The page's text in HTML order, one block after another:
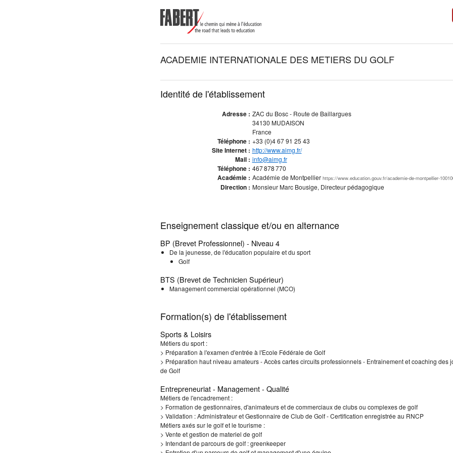
ACADEMIE INTERNATIONALE DES METIERS DU GOLF
Identité de l'établissement
Adresse : ZAC du Bosc - Route de Baillargues
34130 MUDAISON
France
Téléphone : +33 (0)4 67 91 25 43
Site Internet : http://www.aimg.fr/
Mail : info@aimg.fr
Téléphone : 467 878 770
Académie : Académie de Montpellier https://www.education.gouv.fr/academie-de-montpellier-
Direction : Monsieur Marc Bousige, Directeur pédagogique
Enseignement classique et/ou en alternance
BP (Brevet Professionnel) - Niveau 4
De la jeunesse, de l'éducation populaire et du sport
Golf
BTS (Brevet de Technicien Supérieur)
Management commercial opérationnel (MCO)
Formation(s) de l'établissement
Sports & Loisirs
Métiers du sport :
> Préparation à l'examen d'entrée à l'Ecole Fédérale de Golf
> Préparation haut niveau amateurs - Accès cartes circuits professionnels - Entrainement et coaching des
de Golf
Entrepreneuriat - Management - Qualité
Métiers de l'encadrement :
> Formation de gestionnaires, d'animateurs et de commerciaux de clubs ou complexes de golf
> Validation : Administrateur et Gestionnaire de Club de Golf - Certification enregistrée au RNCP
Métiers axés sur le golf et le tourisme :
> Vente et gestion de materiel de golf
> Intendant de parcours de golf : greenkeeper